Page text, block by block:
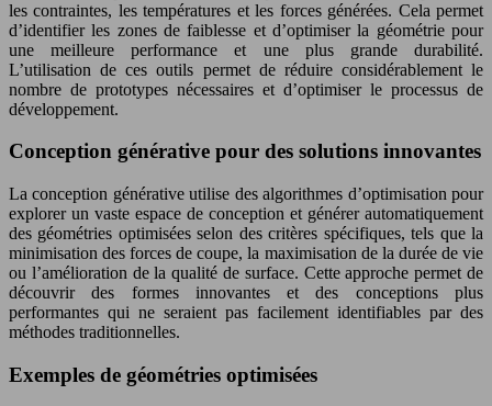
les contraintes, les températures et les forces générées. Cela permet
d’identifier les zones de faiblesse et d’optimiser la géométrie pour
une meilleure performance et une plus grande durabilité.
L’utilisation de ces outils permet de réduire considérablement le
nombre de prototypes nécessaires et d’optimiser le processus de
développement.
Conception générative pour des solutions innovantes
La conception générative utilise des algorithmes d’optimisation pour
explorer un vaste espace de conception et générer automatiquement
des géométries optimisées selon des critères spécifiques, tels que la
minimisation des forces de coupe, la maximisation de la durée de vie
ou l’amélioration de la qualité de surface. Cette approche permet de
découvrir des formes innovantes et des conceptions plus
performantes qui ne seraient pas facilement identifiables par des
méthodes traditionnelles.
Exemples de géométries optimisées